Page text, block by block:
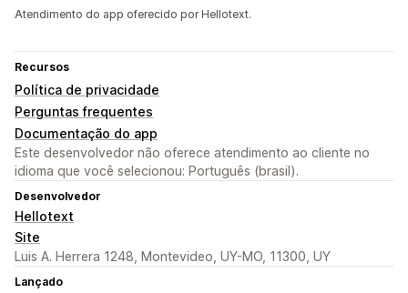
Atendimento do app oferecido por Hellotext.
Recursos
Política de privacidade
Perguntas frequentes
Documentação do app
Este desenvolvedor não oferece atendimento ao cliente no
idioma que você selecionou: Português (brasil).
Desenvolvedor
Hellotext
Site
Luis A. Herrera 1248, Montevideo, UY-MO, 11300, UY
Lançado